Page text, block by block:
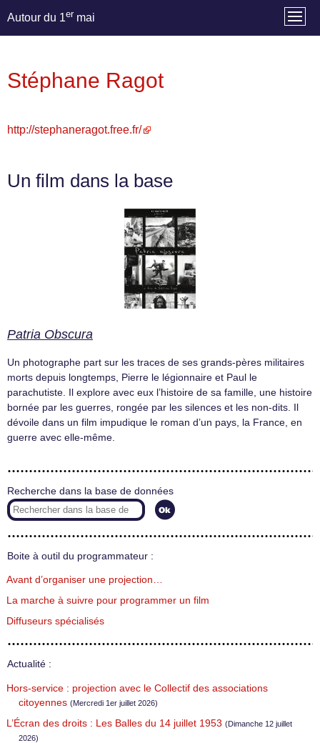
Autour du 1er mai
Stéphane Ragot
http://stephaneragot.free.fr/
Un film dans la base
Patria Obscura
Un photographe part sur les traces de ses grands-pères militaires
morts depuis longtemps, Pierre le légionnaire et Paul le
parachutiste. Il explore avec eux l’histoire de sa famille, une histoire
bornée par les guerres, rongée par les silences et les non-dits. Il
dévoile dans un film impudique le roman d’un pays, la France, en
guerre avec elle-même.
Recherche dans la base de données
Boite à outil du programmateur :
Avant d’organiser une projection…
La marche à suivre pour programmer un film
Diffuseurs spécialisés
Actualité :
Hors-service : projection avec le Collectif des associations
citoyennes (Mercredi 1er juillet 2026)
L’Écran des droits : Les Balles du 14 juillet 1953 (Dimanche 12 juillet
2026)